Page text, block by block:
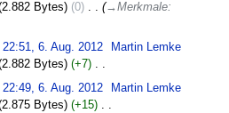
2.882 Bytes 0 ‎ →Merkmale:
22:51, 6. Aug. 2012
Martin Lemke
2.882 Bytes +7 ‎
22:49, 6. Aug. 2012
Martin Lemke
2.875 Bytes +15 ‎